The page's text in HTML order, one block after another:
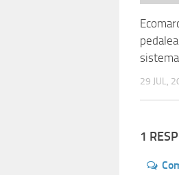
29 JUL,
1